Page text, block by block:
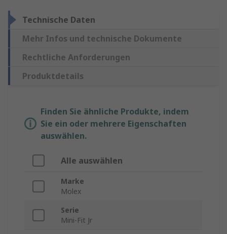
Technische Daten
Mehr Infos und technische Dokumente
Rechtliche Anforderungen
Produktdetails
Finden Sie ähnliche Produkte, indem
Sie ein oder mehrere Eigenschaften
auswählen.
Alle auswählen
Marke
Molex
Serie
Mini-Fit Jr